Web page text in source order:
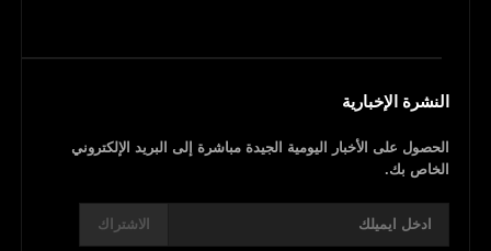
النشرة الإخبارية
الحصول على الأخبار اليومية الجيدة مباشرة إلى البريد الإلكتروني
الخاص بك.
الاشتراك